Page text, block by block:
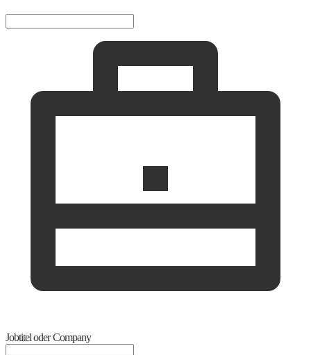
Jobtitel oder Company